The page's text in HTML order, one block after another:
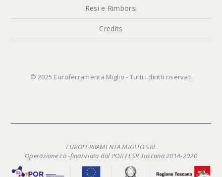
Resi e Rimborsi
Credits
© 2025 Euroferramenta Miglio - Tutti i diritti riservati
EUROFERRAMENTA MIGLIO SRL
Operazione co -finanziata dal POR FESR Toscana 2014-2020